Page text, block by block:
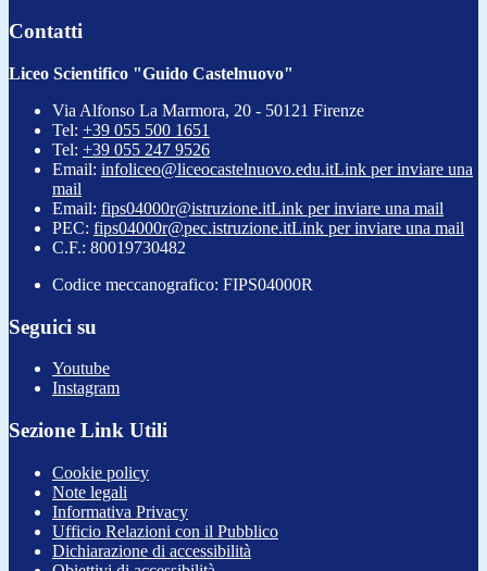
Contatti
Liceo Scientifico "Guido Castelnuovo"
Via Alfonso La Marmora, 20 - 50121 Firenze
Tel: +39 055 500 1651
Tel: +39 055 247 9526
Email: infoliceo@liceocastelnuovo.edu.itLink per inviare una
mail
Email: fips04000r@istruzione.itLink per inviare una mail
PEC: fips04000r@pec.istruzione.itLink per inviare una mail
C.F.: 80019730482
Codice meccanografico: FIPS04000R
Seguici su
Youtube
Instagram
Sezione Link Utili
Cookie policy
Note legali
Informativa Privacy
Ufficio Relazioni con il Pubblico
Dichiarazione di accessibilità